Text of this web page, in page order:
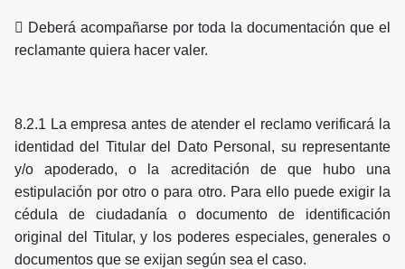
 Deberá acompañarse por toda la documentación que el
reclamante quiera hacer valer.
8.2.1 La empresa antes de atender el reclamo verificará la
identidad del Titular del Dato Personal, su representante
y/o apoderado, o la acreditación de que hubo una
estipulación por otro o para otro. Para ello puede exigir la
cédula de ciudadanía o documento de identificación
original del Titular, y los poderes especiales, generales o
documentos que se exijan según sea el caso.